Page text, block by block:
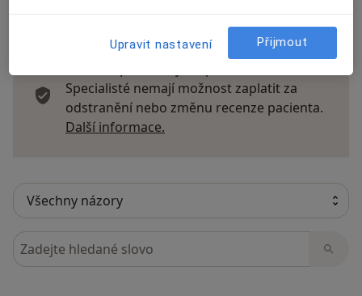
Specialisté nemají možnost zaplatit za
odstranění nebo změnu recenze pacienta.
Další informace.
Hledejte v názorech
Upravit nastavení Přijmout